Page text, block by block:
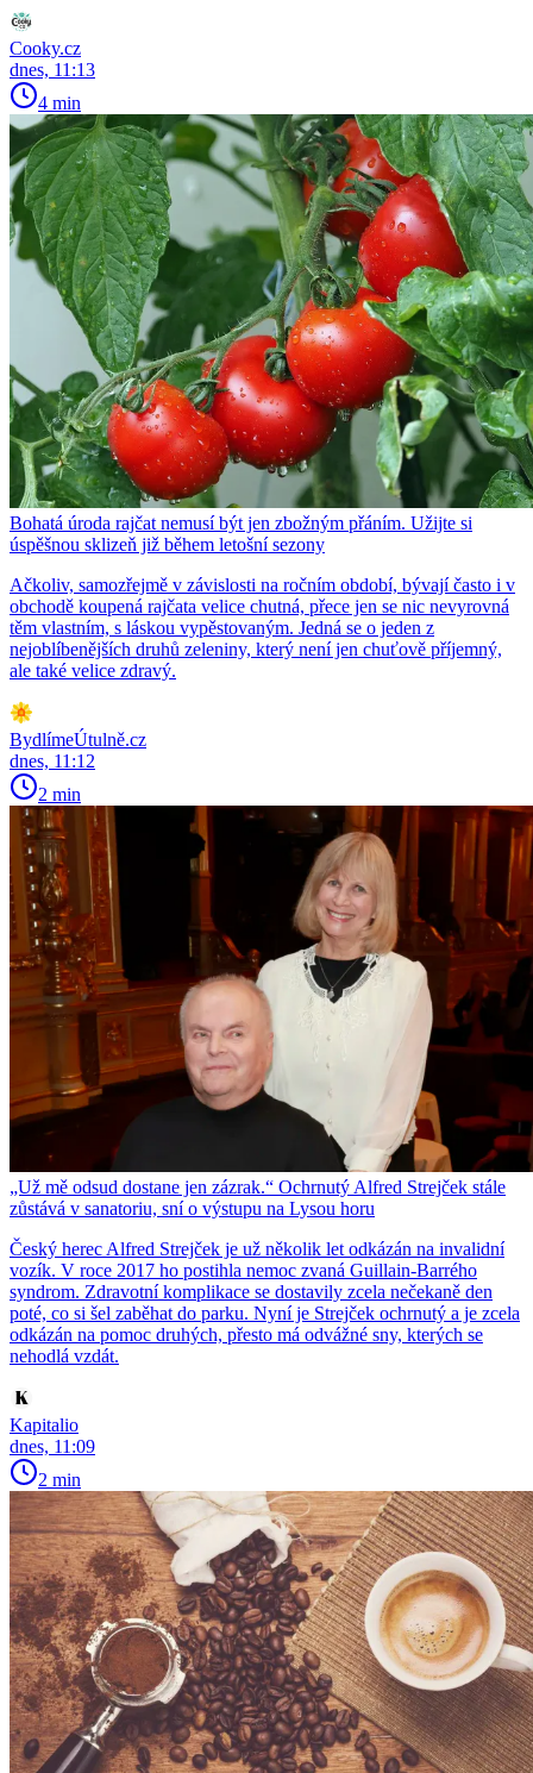
Cooky.cz
dnes, 11:13
4 min
Bohatá úroda rajčat nemusí být jen zbožným přáním. Užijte si
úspěšnou sklizeň již během letošní sezony
Ačkoliv, samozřejmě v závislosti na ročním období, bývají často i v
obchodě koupená rajčata velice chutná, přece jen se nic nevyrovná
těm vlastním, s láskou vypěstovaným. Jedná se o jeden z
nejoblíbenějších druhů zeleniny, který není jen chuťově příjemný,
ale také velice zdravý.
BydlímeÚtulně.cz
dnes, 11:12
2 min
„Už mě odsud dostane jen zázrak.“ Ochrnutý Alfred Strejček stále
zůstává v sanatoriu, sní o výstupu na Lysou horu
Český herec Alfred Strejček je už několik let odkázán na invalidní
vozík. V roce 2017 ho postihla nemoc zvaná Guillain-Barrého
syndrom. Zdravotní komplikace se dostavily zcela nečekaně den
poté, co si šel zaběhat do parku. Nyní je Strejček ochrnutý a je zcela
odkázán na pomoc druhých, přesto má odvážné sny, kterých se
nehodlá vzdát.
Kapitalio
dnes, 11:09
2 min